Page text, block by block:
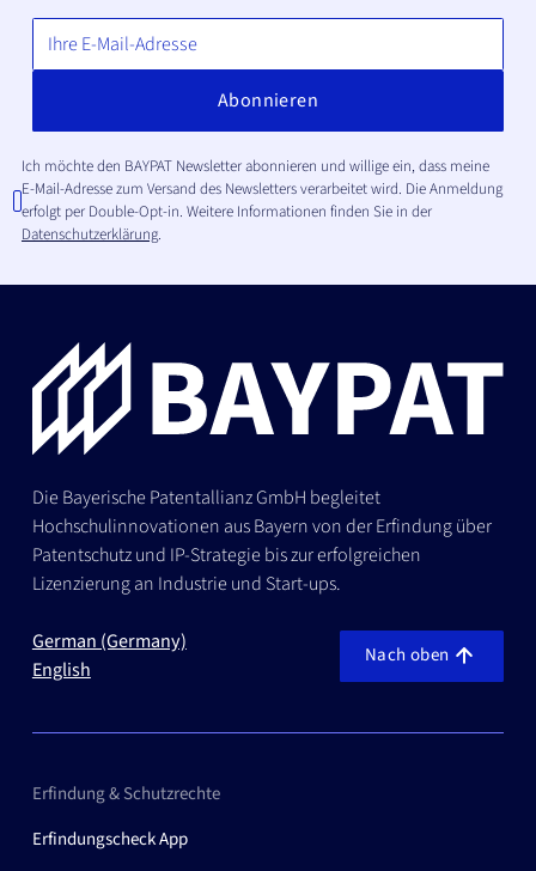
Ich möchte den BAYPAT Newsletter abonnieren und willige ein, dass meine
E-Mail-Adresse zum Versand des Newsletters verarbeitet wird. Die Anmeldung
erfolgt per Double-Opt-in. Weitere Informationen finden Sie in der
Datenschutzerklärung.
Die Bayerische Patentallianz GmbH begleitet
Hochschulinnovationen aus Bayern von der Erfindung über
Patentschutz und IP-Strategie bis zur erfolgreichen
Lizenzierung an Industrie und Start-ups.
German (Germany)
English
Nach oben
Erfindung & Schutzrechte
Erfindungscheck App